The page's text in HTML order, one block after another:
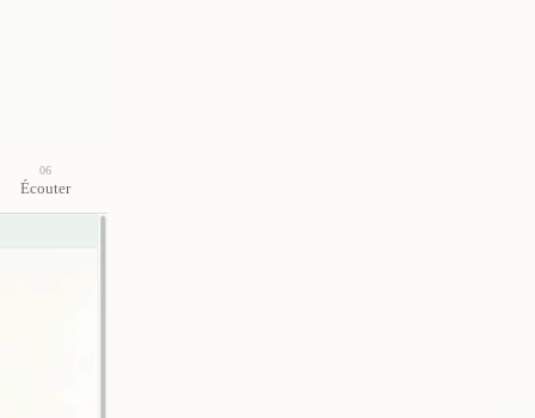
06
Écouter